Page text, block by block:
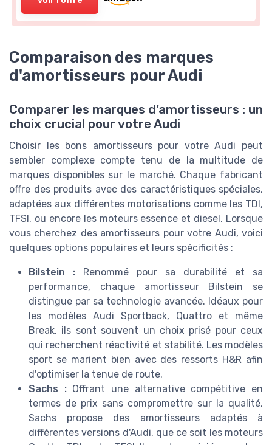
Comparaison des marques
d'amortisseurs pour Audi
Comparer les marques d’amortisseurs : un
choix crucial pour votre Audi
Choisir les bons amortisseurs pour votre Audi peut
sembler complexe compte tenu de la multitude de
marques disponibles sur le marché. Chaque fabricant
offre des produits avec des caractéristiques spéciales,
adaptées aux différentes motorisations comme les TDI,
TFSI, ou encore les moteurs essence et diesel. Lorsque
vous cherchez des amortisseurs pour votre Audi, voici
quelques options populaires et leurs spécificités :
Bilstein : Renommé pour sa durabilité et sa
performance, chaque amortisseur Bilstein se
distingue par sa technologie avancée. Idéaux pour
les modèles Audi Sportback, Quattro et même
Break, ils sont souvent un choix prisé pour ceux
qui recherchent réactivité et stabilité. Les modèles
sport se marient bien avec des ressorts H&R afin
d'optimiser la tenue de route.
Sachs :Offrant une alternative compétitive en
termes de prix sans compromettre sur la qualité,
Sachs propose des amortisseurs adaptés à
différentes versions d'Audi, que ce soit les moteurs